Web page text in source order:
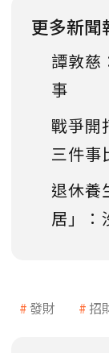
更多新聞
譚敦慈
事
戰爭開
三件事
退休養
居」：
發財 招